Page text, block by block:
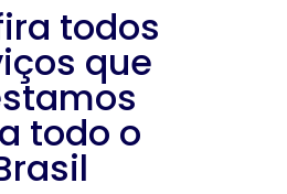
todos
que
todo o